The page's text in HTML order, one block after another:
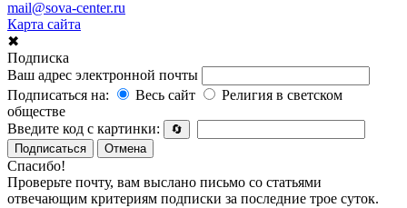
mail@sova-center.ru
Карта сайта
✖
Подписка
Ваш адрес электронной почты
Подписаться на:
Весь сайт
Религия в светском
обществе
Введите код с картинки:
🔄
Подписаться
Отмена
Спасибо!
Проверьте почту, вам выслано письмо со статьями
отвечающим критериям подписки за последние трое суток.